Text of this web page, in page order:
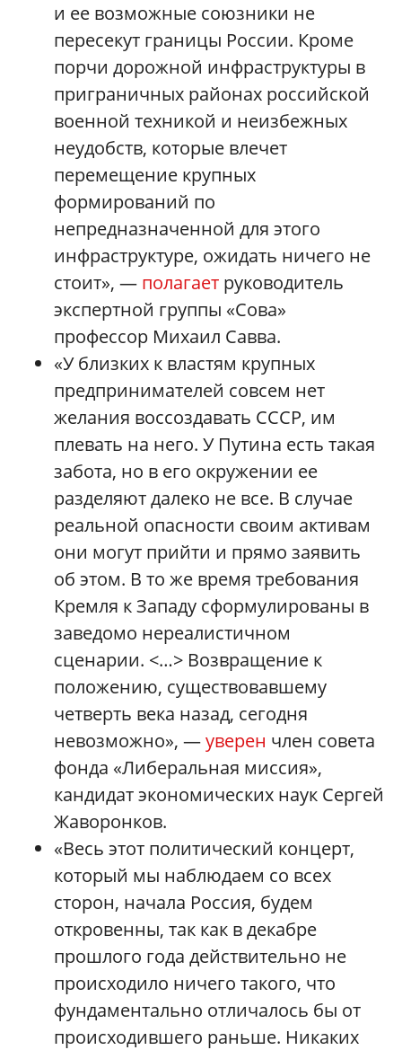
и ее возможные союзники не
пересекут границы России. Кроме
порчи дорожной инфраструктуры в
приграничных районах российской
военной техникой и неизбежных
неудобств, которые влечет
перемещение крупных
формирований по
непредназначенной для этого
инфраструктуре, ожидать ничего не
стоит», — полагает руководитель
экспертной группы «Сова»
профессор Михаил Савва.
«У близких к властям крупных
предпринимателей совсем нет
желания воссоздавать СССР, им
плевать на него. У Путина есть такая
забота, но в его окружении ее
разделяют далеко не все. В случае
реальной опасности своим активам
они могут прийти и прямо заявить
об этом. В то же время требования
Кремля к Западу сформулированы в
заведомо нереалистичном
сценарии. <…> Возвращение к
положению, существовавшему
четверть века назад, сегодня
невозможно», —уверен член совета
фонда «Либеральная миссия»,
кандидат экономических наук Сергей
Жаворонков.
«Весь этот политический концерт,
который мы наблюдаем со всех
сторон, начала Россия, будем
откровенны, так как в декабре
прошлого года действительно не
происходило ничего такого, что
фундаментально отличалось бы от
происходившего раньше. Никаких